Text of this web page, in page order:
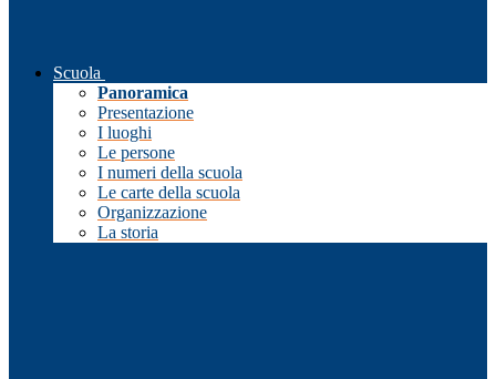
Scuola
Panoramica
Presentazione
I luoghi
Le persone
I numeri della scuola
Le carte della scuola
Organizzazione
La storia